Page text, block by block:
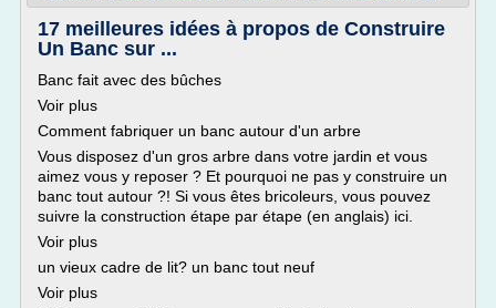
17 meilleures idées à propos de Construire
Un Banc sur ...
Banc fait avec des bûches
Voir plus
Comment fabriquer un banc autour d'un arbre
Vous disposez d'un gros arbre dans votre jardin et vous
aimez vous y reposer ? Et pourquoi ne pas y construire un
banc tout autour ?! Si vous êtes bricoleurs, vous pouvez
suivre la construction étape par étape (en anglais) ici.
Voir plus
un vieux cadre de lit? un banc tout neuf
Voir plus